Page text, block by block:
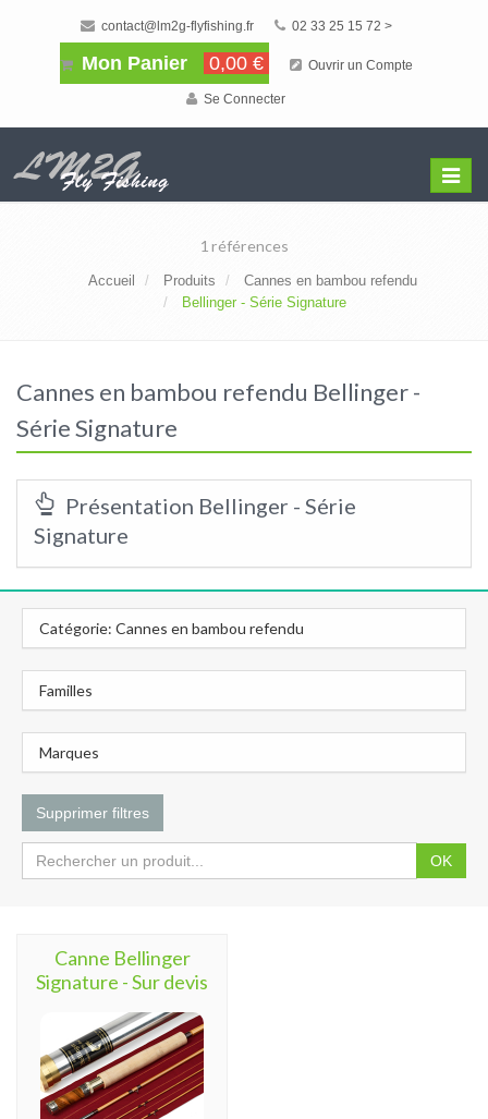
contact@lm2g-flyfishing.fr 02 33 25 15 72 >
Mon Panier 0,00 € Ouvrir un Compte
Se Connecter
Menu
1 références
Accueil Produits
Cannes en bambou refendu
Bellinger - Série Signature
Cannes en bambou refendu Bellinger -
Série Signature
Présentation Bellinger - Série
Signature
Catégorie: Cannes en bambou refendu
Familles
Marques
Supprimer filtres
OK
Canne Bellinger
Signature - Sur devis